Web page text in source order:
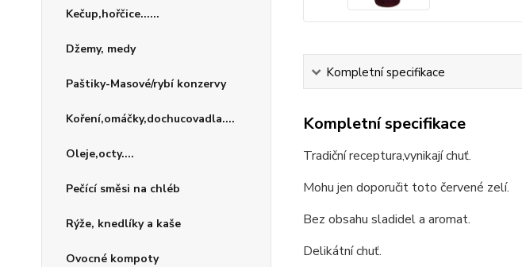
Kečup,hořčice......
Džemy, medy
Paštiky-Masové/rybí konzervy
Koření,omáčky,dochucovadla....
Oleje,octy....
Pečící směsi na chléb
Rýže, knedlíky a kaše
Ovocné kompoty
Kompletní specifikace
Kompletní specifikace
Tradiční receptura,vynikají chuť.
Mohu jen doporučit toto červené zelí.
Bez obsahu sladidel a aromat.
Delikátní chuť.